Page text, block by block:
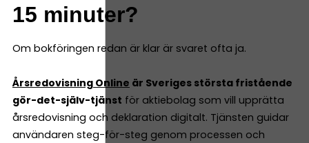
15 minuter?
Om bokföringen redan är klar är svaret ofta ja.
Årsredovisning Online är Sveriges största fristående
gör-det-själv-tjänst för aktiebolag som vill upprätta
årsredovisning och deklaration digitalt. Tjänsten guidar
användaren steg-för-steg genom processen och